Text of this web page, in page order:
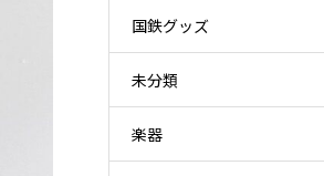
国鉄グッズ
未分類
楽器